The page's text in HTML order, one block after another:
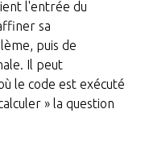
l'entrée du
sa
puis de
Il peut
le code est exécuté
» la question